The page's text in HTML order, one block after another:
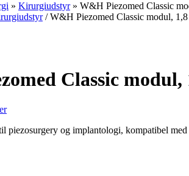
» Kirurgiudstyr» W&H Piezomed Classic
/ W&H Piezomed Classic modul,
Classic modul,
piezosurgery og implantologi, kompatibel med